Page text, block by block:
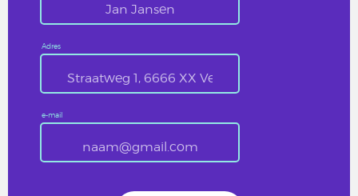
Adres
e-mail